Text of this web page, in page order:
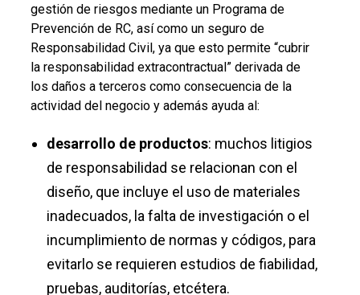
gestión de riesgos mediante un Programa de
Prevención de RC, así como un seguro de
Responsabilidad Civil, ya que esto permite “cubrir
la responsabilidad extracontractual” derivada de
los daños a terceros como consecuencia de la
actividad del negocio y además ayuda al:
desarrollo de productos: muchos litigios
de responsabilidad se relacionan con el
diseño, que incluye el uso de materiales
inadecuados, la falta de investigación o el
incumplimiento de normas y códigos, para
evitarlo se requieren estudios de fiabilidad,
pruebas, auditorías, etcétera.